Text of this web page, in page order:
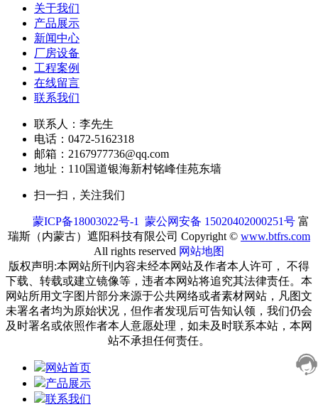
关于我们
产品展示
新闻中心
厂房设备
工程案例
在线留言
联系我们
联系人：李先生
电话：0472-5162318
邮箱：2167977736@qq.com
地址：110国道银海新村铭峰佳苑东墙
扫一扫，关注我们
蒙ICP备18003022号-1 蒙公网安备 15020402000251号 富
瑞斯（内蒙古）遮阳科技有限公司 Copyright © www.btfrs.com
All rights reserved 网站地图
版权声明:本网站所刊内容未经本网站及作者本人许可， 不得
下载、转载或建立镜像等，违者本网站将追究其法律责任。本
网站所用文字图片部分来源于公共网络或者素材网站，凡图文
未署名者均为原始状况，但作者发现后可告知认领，我们仍会
及时署名或依照作者本人意愿处理，如未及时联系本站，本网
站不承担任何责任。
网站首页
产品展示
联系我们